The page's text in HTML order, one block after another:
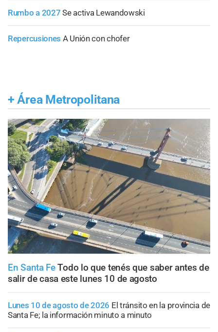
Rumbo a 2027 Se activa Lewandowski
Repercusiones A Unión con chofer
+ Área Metropolitana
En Santa FeTodo lo que tenés que saber antes de
salir de casa este lunes 10 de agosto
Lunes 10 de agosto de 2026 El tránsito en la provincia de
Santa Fe; la información minuto a minuto